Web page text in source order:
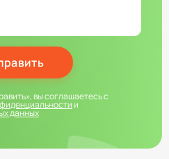
вы соглашаетесь с
и
данных